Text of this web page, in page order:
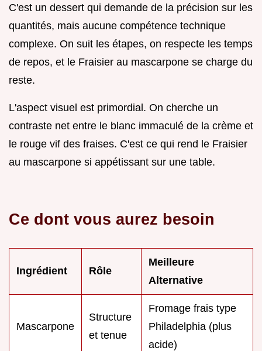
C'est un dessert qui demande de la précision sur les
quantités, mais aucune compétence technique
complexe. On suit les étapes, on respecte les temps
de repos, et le Fraisier au mascarpone se charge du
reste.
L'aspect visuel est primordial. On cherche un
contraste net entre le blanc immaculé de la crème et
le rouge vif des fraises. C'est ce qui rend le Fraisier
au mascarpone si appétissant sur une table.
Ce dont vous aurez besoin
Ingrédient Rôle
Meilleure
Alternative
Mascarpone
Structure
et tenue
Fromage frais type
Philadelphia (plus
acide)